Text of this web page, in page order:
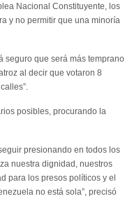
Nacional Constituyente, los
y no permitir que una minoría
seguro que será más temprano
al decir que votaron 8
posibles, procurando la
presionando en todos los
nuestra dignidad, nuestros
para los presos políticos y el
no está sola”, precisó